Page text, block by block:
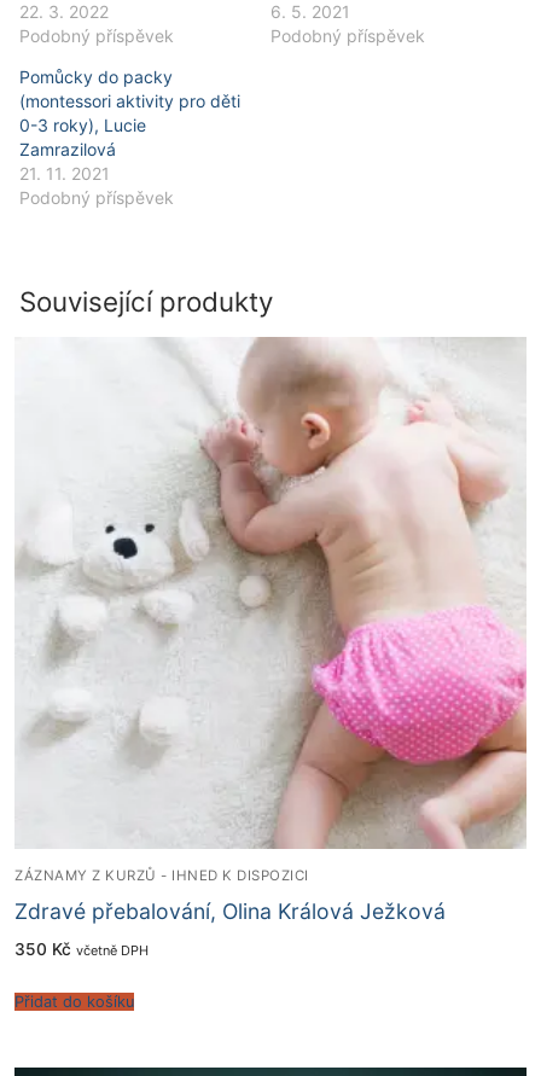
22. 3. 2022
Podobný příspěvek
6. 5. 2021
Podobný příspěvek
Pomůcky do packy
(montessori aktivity pro děti
0-3 roky), Lucie
Zamrazilová
21. 11. 2021
Podobný příspěvek
Související produkty
ZÁZNAMY Z KURZŮ - IHNED K DISPOZICI
Zdravé přebalování, Olina Králová Ježková
350 Kč včetně DPH
Přidat do košíku